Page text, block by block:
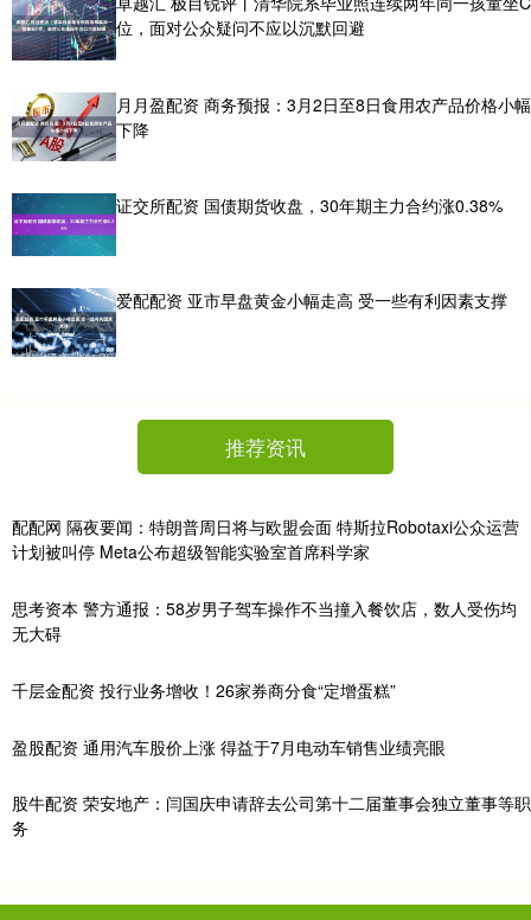
位，面对公众疑问不应以沉默回避
月月盈配资 商务预报：3月2日至8日食用农产品价格小幅
下降
证交所配资 国债期货收盘，30年期主力合约涨0.38%
爱配配资 亚市早盘黄金小幅走高 受一些有利因素支撑
推荐资讯
配配网 隔夜要闻：特朗普周日将与欧盟会面 特斯拉Robotaxi公众运营
计划被叫停 Meta公布超级智能实验室首席科学家
思考资本 警方通报：58岁男子驾车操作不当撞入餐饮店，数人受伤均
无大碍
千层金配资 投行业务增收！26家券商分食“定增蛋糕”
盈股配资 通用汽车股价上涨 得益于7月电动车销售业绩亮眼
股牛配资 荣安地产：闫国庆申请辞去公司第十二届董事会独立董事等职
务